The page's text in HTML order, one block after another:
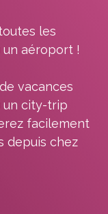
les
aéroport !
vacances
un city-trip
facilement
depuis chez